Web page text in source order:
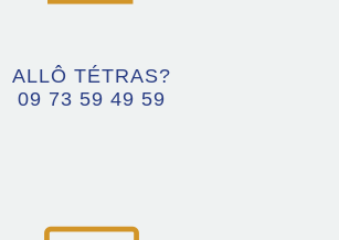
ALLÔ TÉTRAS?
09 73 59 49 59